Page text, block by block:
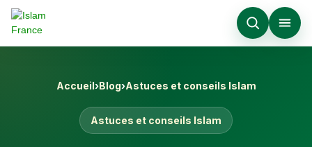
Accueil›Blog›Astuces et conseils Islam
Astuces et conseils Islam